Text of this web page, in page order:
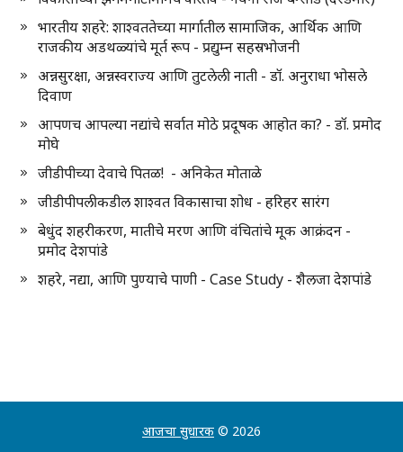
भारतीय शहरे: शाश्वततेच्या मार्गातील सामाजिक, आर्थिक आणि
राजकीय अडथळ्यांचे मूर्त रूप - प्रद्युम्न सहस्रभोजनी
अन्नसुरक्षा, अन्नस्वराज्य आणि तुटलेली नाती - डॉ. अनुराधा भोसले
दिवाण
आपणच आपल्या नद्यांचे सर्वात मोठे प्रदूषक आहोत का? - डॉ. प्रमोद
मोघे
जीडीपीच्या देवाचे पितळ! - अनिकेत मोताळे
जीडीपीपलीकडील शाश्वत विकासाचा शोध - हरिहर सारंग
बेधुंद शहरीकरण, मातीचे मरण आणि वंचितांचे मूक आक्रंदन -
प्रमोद देशपांडे
शहरे, नद्या, आणि पुण्याचे पाणी - Case Study - शैलजा देशपांडे
आजचा सुधारक © 2026